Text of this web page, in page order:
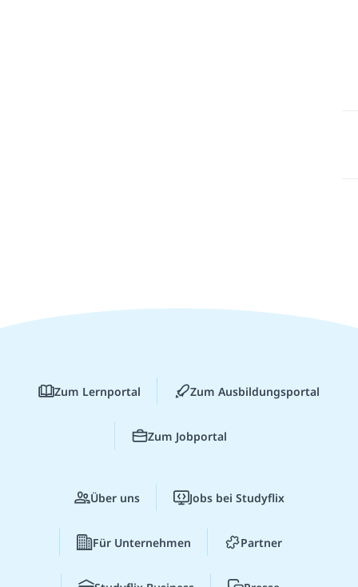
Zum Lernportal Zum Ausbildungsportal
Zum Jobportal
Über uns Jobs bei Studyflix
Für Unternehmen Partner